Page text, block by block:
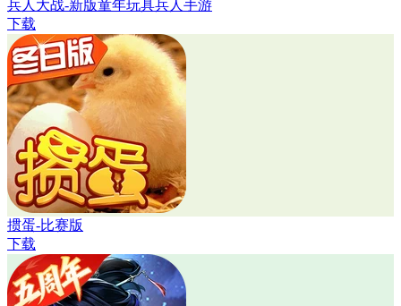
兵人大战-新版童年玩具兵人手游
下载
掼蛋-比赛版
下载